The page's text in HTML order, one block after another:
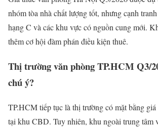
nhóm tòa nhà chất lượng tốt, nhưng cạnh
hạng C và các khu vực có nguồn cung mới.
thêm cơ hội đàm phán điều kiện thuê.
Thị trường văn phòng TP.HCM Q3/
chú ý?
TP.HCM tiếp tục là thị trường có mặt bằng giá
tại khu CBD. Tuy nhiên, khu ngoài trung tâm